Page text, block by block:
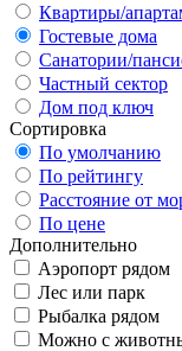
Квартиры/
Гостевые дома
Санатории/
Частный сектор
Дом под ключ
Сортировка
По умолчанию
По рейтингу
Расстояние от
По цене
Дополнительно
Аэропорт рядом
Лес или парк
Рыбалка рядом
Можно с